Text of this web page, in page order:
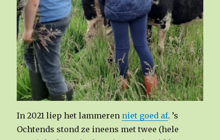
In 2021 liep het lammeren niet goed af. ’s
Ochtends stond ze ineens met twee (hele